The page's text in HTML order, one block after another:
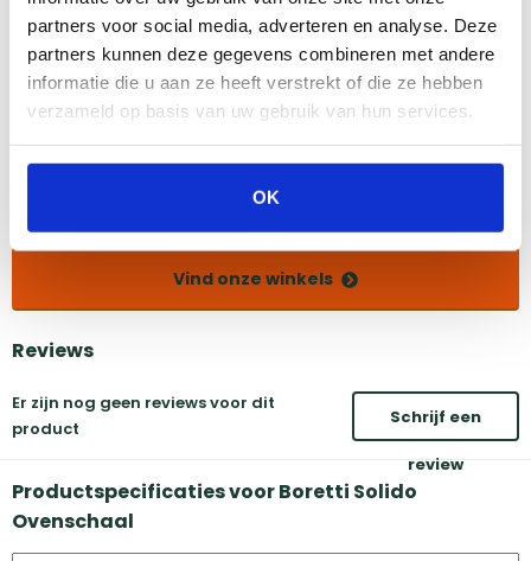
partners voor social media, adverteren en analyse. Deze
partners kunnen deze gegevens combineren met andere
informatie die u aan ze heeft verstrekt of die ze hebben
verzameld op basis van uw gebruik van hun services.
OK
Bekijk dit product in onze winkels
Amsterdam
Den Bosch
Eindhoven
Naarden
Vind onze winkels
Reviews
Er zijn nog geen reviews voor dit
product
Schrijf een
review
Productspecificaties voor Boretti Solido
Ovenschaal